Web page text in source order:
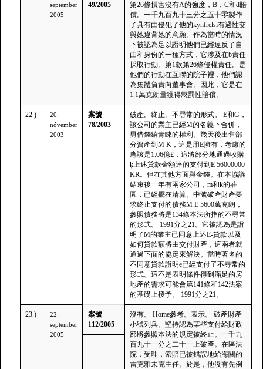
september
2005
49/2005
第26條損害沒有A的強度，B，C和d賠
償。一千九百九十三分之五十零製作
了具有由侵犯了他的kynfrelsi有過性交
與她違背她的意願。作為當時的情況
下被認為足以證明他們已經違反了自
由和身份的一種方式，它涉及在b責任
採取行動。第1款第26條侵權責任。是
他們的行動在互聯的院子裡，他們認
為集體負責向董事會。因此，它是在
1.1萬克朗量獲得懲罰性賠償。
22.)
20.
nóvember
2003
案號
78/2003
破產。終止。不尋常的形式。 E和G，
該公司的業主已經M的名義下合併，
男借錢給青睞的權利。幾天後出售部
分資產到M K，這是用E擁有，考慮的
應該是1.06億£，這將部分地通過收購
ķ上述貸款金額達的支付到E 56000000
KR。但在其他方面與金錢。在本協議
結束後一年有兩家公司，m和k的莊
園，已經擺在清算。中號破產財產要
求終止支付的債務M E 5600萬克朗，
參照債務將是134條本法所指的不尋常
的形式。 1991分之21。它被認為是證
明了M的業主已同意上述E-貸款以及
如何貸款額將由交付財產，這兩者就
通過下面的協定來解決。當時著名的
不同意貸款證明e已經支付了不尋常的
形式。這不是表明條件得到滿足的房
地產的需求可能會第141條和142法案
的基礎上授予。 1991分之21。
23.)
22.
september
2005
案號
112/2005
沒有。 Home參考。表示。 破產財產
小號列兵。堅持認為某些支付給財政
部將參照本法的規定被終止。一千九
百九十一分之二十一上破產。在區法
院，受理，索賠已被錯誤地給海關的
雷克雅未克主任。於是，他沒有先例